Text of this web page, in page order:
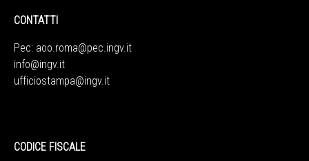
CONTATTI
Pec: aoo.roma@pec.ingv.it
info@ingv.it
ufficiostampa@ingv.it
CODICE FISCALE